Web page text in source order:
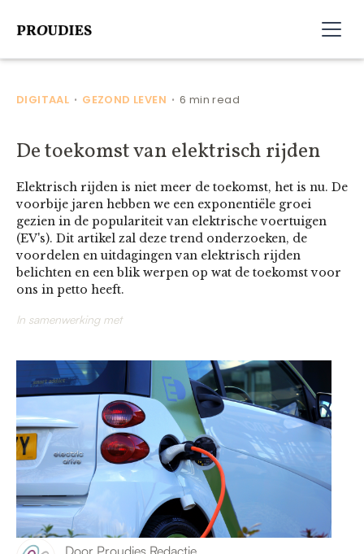
DIGITAAL • GEZOND LEVEN •6 min read
De toekomst van elektrisch rijden
Elektrisch rijden is niet meer de toekomst, het is nu. De
voorbije jaren hebben we een exponentiële groei
gezien in de populariteit van elektrische voertuigen
(EV's). Dit artikel zal deze trend onderzoeken, de
voordelen en uitdagingen van elektrisch rijden
belichten en een blik werpen op wat de toekomst voor
ons in petto heeft.
In samenwerking met
Door Proudies Redactie